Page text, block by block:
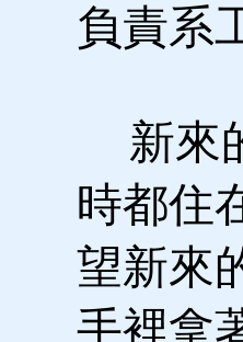
負責系
新來
時都住
望新來
手裡拿